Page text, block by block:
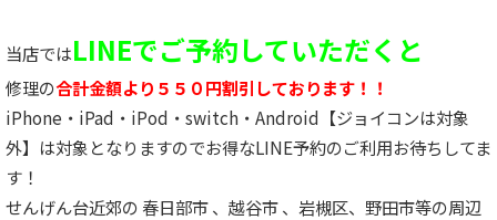
当店ではLINEでご予約していただくと
修理の合計金額より５５０円割引しております！！
iPhone・iPad・iPod・switch・Android【ジョイコンは対象
外】は対象となりますのでお得なLINE予約のご利用お待ちしてま
す！
せんげん台近郊の 春日部市 、越谷市 、岩槻区、野田市等の周辺